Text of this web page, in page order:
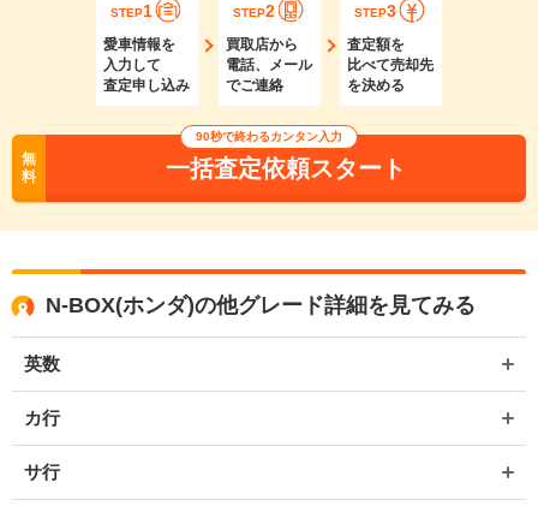
STEP1
愛車情報を
入力して
査定申し込み
STEP2
買取店から
電話、メール
でご連絡
STEP3
査定額を
比べて売却先
を決める
無
料
90秒で終わるカンタン入力
一括査定依頼スタート
N-BOX(ホンダ)の他グレード詳細を見てみる
英数
カ行
サ行